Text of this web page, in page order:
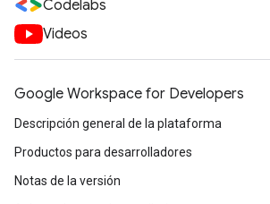
Codelabs
Videos
Google Workspace for Developers
Descripción general de la plataforma
Productos para desarrolladores
Notas de la versión